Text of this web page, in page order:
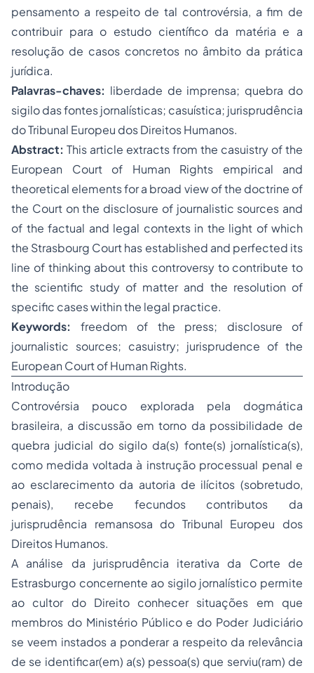
pensamento a respeito de tal controvérsia, a fim de
contribuir para o estudo científico da matéria e a
resolução de casos concretos no âmbito da prática
jurídica.
Palavras-chaves: liberdade de imprensa; quebra do
sigilo das fontes jornalísticas; casuística; jurisprudência
do Tribunal Europeu dos Direitos Humanos.
Abstract: This article extracts from the casuistry of the
European Court of Human Rights empirical and
theoretical elements for a broad view of the doctrine of
the Court on the disclosure of journalistic sources and
of the factual and legal contexts in the light of which
the Strasbourg Court has established and perfected its
line of thinking about this controversy to contribute to
the scientific study of matter and the resolution of
specific cases within the legal practice.
Keywords: freedom of the press; disclosure of
journalistic sources; casuistry; jurisprudence of the
European Court of Human Rights.
Introdução
Controvérsia pouco explorada pela dogmática
brasileira, a discussão em torno da possibilidade de
quebra judicial do sigilo da(s) fonte(s) jornalística(s),
como medida voltada à instrução processual penal e
ao esclarecimento da autoria de ilícitos (sobretudo,
penais), recebe fecundos contributos da
jurisprudência remansosa do Tribunal Europeu dos
Direitos Humanos.
A análise da jurisprudência iterativa da Corte de
Estrasburgo concernente ao sigilo jornalístico permite
ao cultor do Direito conhecer situações em que
membros do Ministério Público e do Poder Judiciário
se veem instados a ponderar a respeito da relevância
de se identificar(em) a(s) pessoa(s) que serviu(ram) de